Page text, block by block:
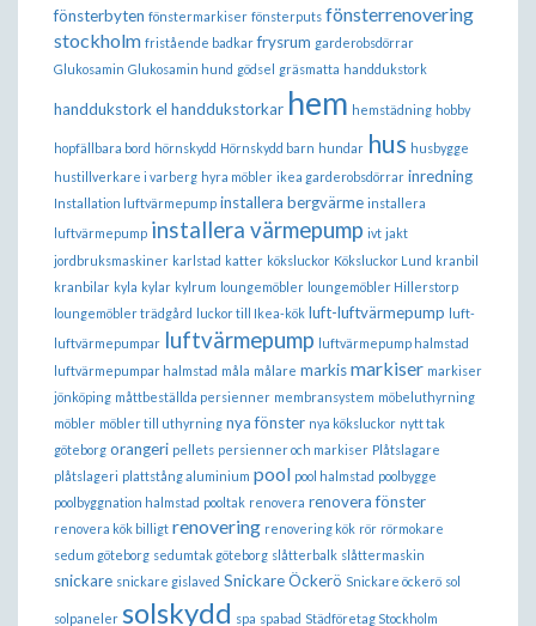
fönsterbyten fönstermarkiser fönsterputs fönsterrenovering
stockholm fristående badkar frysrum garderobsdörrar
Glukosamin Glukosamin hund gödsel gräsmatta handdukstork
handdukstork el handdukstorkar hem hemstädning hobby
hopfällbara bord hörnskydd Hörnskydd barn hundar hus husbygge
hustillverkare i varberg hyra möbler ikea garderobsdörrar inredning
Installation luftvärmepump installera bergvärme installera
luftvärmepump installera värmepump ivt jakt
jordbruksmaskiner karlstad katter köksluckor Köksluckor Lund kranbil
kranbilar kyla kylar kylrum loungemöbler loungemöbler Hillerstorp
loungemöbler trädgård luckor till Ikea-kök luft-luftvärmepump luft-
luftvärmepumpar luftvärmepump luftvärmepump halmstad
luftvärmepumpar halmstad måla målare markismarkiser markiser
jönköping måttbeställda persienner membransystem möbeluthyrning
möbler möbler till uthyrning nya fönster nya köksluckor nytt tak
göteborg orangeri pellets persienner och markiser Plåtslagare
plåtslageri plattstång aluminium pool pool halmstad poolbygge
poolbyggnation halmstad pooltak renovera renovera fönster
renovera kök billigt renovering renovering kök rör rörmokare
sedum göteborg sedumtak göteborg slåtterbalk slåttermaskin
snickare snickare gislaved Snickare Öckerö Snickare öckerö sol
solpaneler solskydd spa spabad Städföretag Stockholm